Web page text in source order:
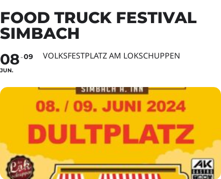
FOOD TRUCK FESTIVAL
SIMBACH
08
JUN.
09 VOLKSFESTPLATZ AM LOKSCHUPPEN